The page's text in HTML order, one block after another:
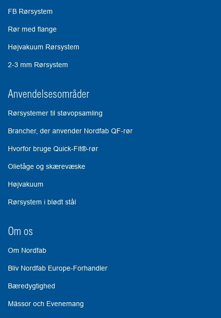
FB Rørsystem
Rør med flange
Højvakuum Rørsystem
2-3 mm Rørsystem
Anvendelsesområder
Rørsystemer til støvopsamling
Brancher, der anvender Nordfab QF-rør
Hvorfor bruge Quick-Fit®-rør
Olietåge og skærevæske
Højvakuum
Rørsystem i blødt stål
Om os
Om Nordfab
Bliv Nordfab Europe-Forhandler
Bæredygtighed
Mässor och Evenemang